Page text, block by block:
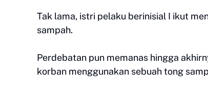
Tak lama, istri pelaku berinisial I ikut
sampah.
Perdebatan pun memanas hingga
korban menggunakan sebuah tong